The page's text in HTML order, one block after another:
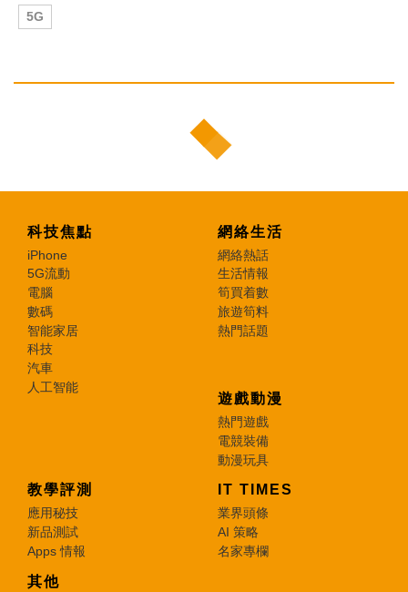
5G
科技焦點
iPhone
5G流動
電腦
數碼
智能家居
科技
汽車
人工智能
網絡生活
網絡熱話
生活情報
筍買着數
旅遊筍料
熱門話題
遊戲動漫
熱門遊戲
電競裝備
動漫玩具
教學評測
應用秘技
新品測試
Apps 情報
IT TIMES
業界頭條
AI 策略
名家專欄
其他